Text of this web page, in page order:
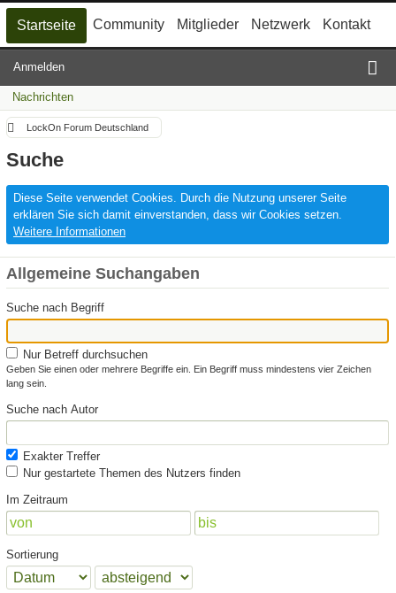
Startseite Community Mitglieder Netzwerk Kontakt
Anmelden
Nachrichten
LockOn Forum Deutschland
Suche
Diese Seite verwendet Cookies. Durch die Nutzung unserer Seite
erklären Sie sich damit einverstanden, dass wir Cookies setzen.
Weitere Informationen
Allgemeine Suchangaben
Suche nach Begriff
Nur Betreff durchsuchen
Geben Sie einen oder mehrere Begriffe ein. Ein Begriff muss mindestens vier Zeichen
lang sein.
Suche nach Autor
Exakter Treffer
Nur gestartete Themen des Nutzers finden
Im Zeitraum
Sortierung